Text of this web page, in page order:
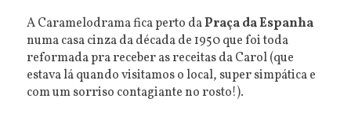
A Caramelodrama fica perto daPraça da Espanha
numa casa cinza da década de 1950 que foi toda
reformada pra receber as receitas da Carol (que
estava lá quando visitamos o local, super simpática e
com um sorriso contagiante no rosto!).